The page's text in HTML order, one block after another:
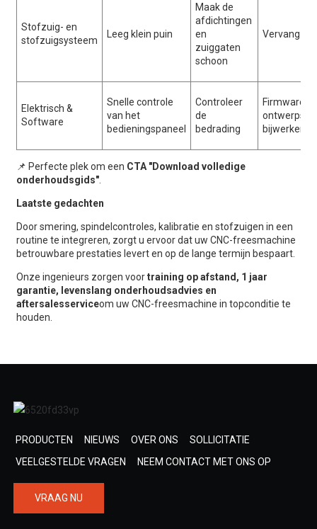
Stofzuig- en
stofzuigsysteem
Leeg klein puin
Maak de
afdichtingen
en
zuiggaten
schoon
Vervang
Elektrisch &
Software
Snelle controle
van het
bedieningspaneel
Controleer
de
bedrading
Firmware
bijwerken
📌 Perfecte plek om een CTA "Download volledige
onderhoudsgids".
Laatste gedachten
Door smering, spindelcontroles, kalibratie en stofzuigen in een
routine te integreren, zorgt u ervoor dat uw CNC-freesmachine
betrouwbare prestaties levert en op de lange termijn bespaart.
Onze ingenieurs zorgen voortraining op afstand, 1 jaar
garantie, levenslang onderhoudsadvies en
aftersalesserviceom uw CNC-freesmachine in topconditie te
houden.
PRODUCTEN NIEUWS OVER ONS
SOLLICITATIE
VEELGESTELDE VRAGEN
NEEM CONTACT MET ONS OP
VRAAG NU